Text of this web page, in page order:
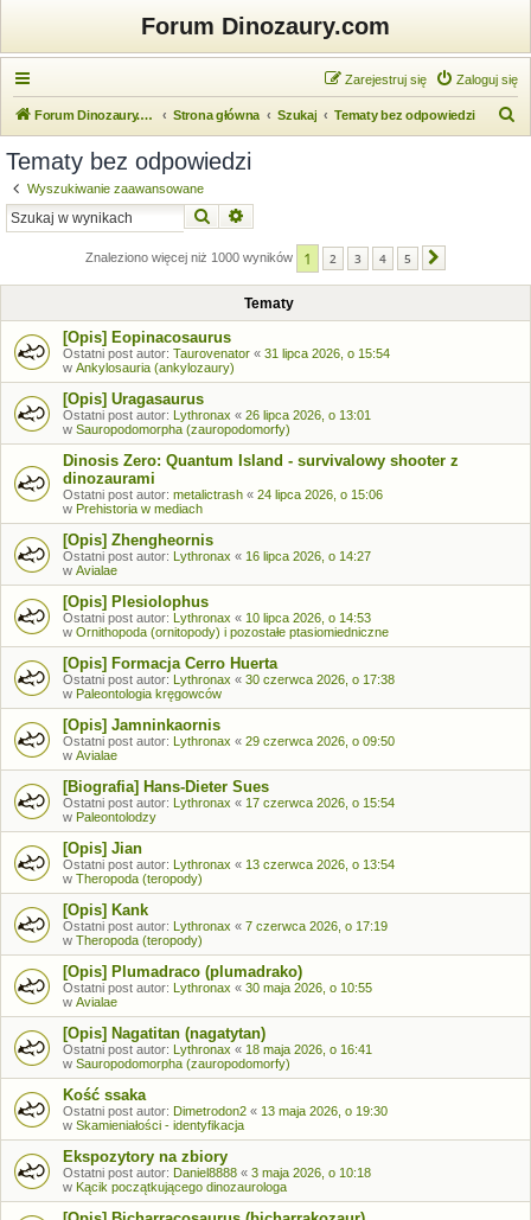
Forum Dinozaury.com
Zaloguj się
Zarejestruj się
Forum Dinozaury.com Strona główna Szukaj Tematy bez odpowiedzi
Tematy bez odpowiedzi
Wyszukiwanie zaawansowane
Szukaj
Znaleziono więcej niż 1000 wyników 1 2 3 4 5
Tematy
[Opis] Eopinacosaurus
Ostatni post autor: Taurovenator « 31 lipca 2026, o 15:54
w Ankylosauria (ankylozaury)
[Opis] Uragasaurus
Ostatni post autor: Lythronax « 26 lipca 2026, o 13:01
w Sauropodomorpha (zauropodomorfy)
Dinosis Zero: Quantum Island - survivalowy shooter z
dinozaurami
Ostatni post autor: metalictrash « 24 lipca 2026, o 15:06
w Prehistoria w mediach
[Opis] Zhengheornis
Ostatni post autor: Lythronax « 16 lipca 2026, o 14:27
w Avialae
[Opis] Plesiolophus
Ostatni post autor: Lythronax « 10 lipca 2026, o 14:53
w Ornithopoda (ornitopody) i pozostałe ptasiomiedniczne
[Opis] Formacja Cerro Huerta
Ostatni post autor: Lythronax « 30 czerwca 2026, o 17:38
w Paleontologia kręgowców
[Opis] Jamninkaornis
Ostatni post autor: Lythronax « 29 czerwca 2026, o 09:50
w Avialae
[Biografia] Hans-Dieter Sues
Ostatni post autor: Lythronax « 17 czerwca 2026, o 15:54
w Paleontolodzy
[Opis] Jian
Ostatni post autor: Lythronax « 13 czerwca 2026, o 13:54
w Theropoda (teropody)
[Opis] Kank
Ostatni post autor: Lythronax « 7 czerwca 2026, o 17:19
w Theropoda (teropody)
[Opis] Plumadraco (plumadrako)
Ostatni post autor: Lythronax « 30 maja 2026, o 10:55
w Avialae
[Opis] Nagatitan (nagatytan)
Ostatni post autor: Lythronax « 18 maja 2026, o 16:41
w Sauropodomorpha (zauropodomorfy)
Kość ssaka
Ostatni post autor: Dimetrodon2 « 13 maja 2026, o 19:30
w Skamieniałości - identyfikacja
Ekspozytory na zbiory
Ostatni post autor: Daniel8888 « 3 maja 2026, o 10:18
w Kącik początkującego dinozaurologa